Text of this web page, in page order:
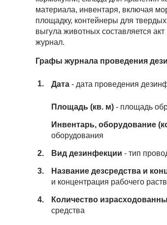
материала, инвентаря, включая
площадку, контейнеры для
выгула животных составляется
журнал.
Графы журнала проведения
Дата - дата проведения
Площадь (кв. м) - площадь
Инвентарь, оборудование
оборудования
Вид дезинфекции - тип
Название дезсредства и
и концентрация рабочего
Количество
средства